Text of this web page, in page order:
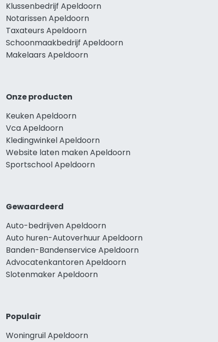
Klussenbedrijf Apeldoorn
Notarissen Apeldoorn
Taxateurs Apeldoorn
Schoonmaakbedrijf Apeldoorn
Makelaars Apeldoorn
Onze producten
Keuken Apeldoorn
Vca Apeldoorn
Kledingwinkel Apeldoorn
Website laten maken Apeldoorn
Sportschool Apeldoorn
Gewaardeerd
Auto-bedrijven Apeldoorn
Auto huren-Autoverhuur Apeldoorn
Banden-Bandenservice Apeldoorn
Advocatenkantoren Apeldoorn
Slotenmaker Apeldoorn
Populair
Woningruil Apeldoorn